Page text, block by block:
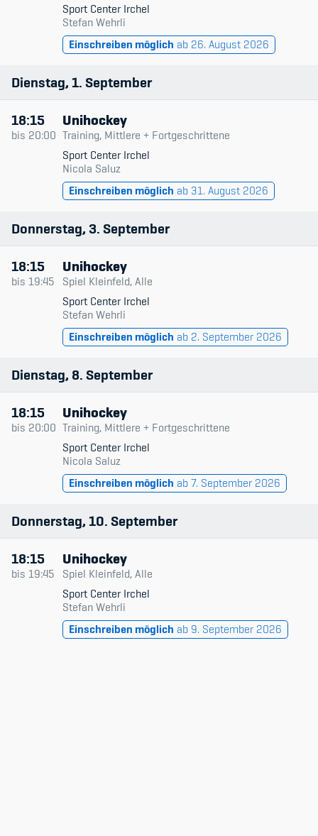
Sport Center Irchel
Stefan Wehrli
Einschreiben möglich ab 26. August 2026
Dienstag 1 September
18:15
bis 20:00
Unihockey
Training, Mittlere + Fortgeschrittene
Sport Center Irchel
Nicola Saluz
Einschreiben möglich ab 31. August 2026
Donnerstag 3 September
18:15
bis 19:45
Unihockey
Spiel Kleinfeld, Alle
Sport Center Irchel
Stefan Wehrli
Einschreiben möglich ab 2. September 2026
Dienstag 8 September
18:15
bis 20:00
Unihockey
Training, Mittlere + Fortgeschrittene
Sport Center Irchel
Nicola Saluz
Einschreiben möglich ab 7. September 2026
Donnerstag 10 September
18:15
bis 19:45
Unihockey
Spiel Kleinfeld, Alle
Sport Center Irchel
Stefan Wehrli
Einschreiben möglich ab 9. September 2026